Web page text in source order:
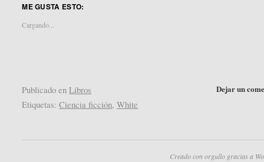
Twitter
abre
en
Pocket
ME GUSTA ESTO:
Cargando...
Dejar un
Publicado en Libros
Etiquetas: Ciencia ficción,White
Creado con orgullo gracias a